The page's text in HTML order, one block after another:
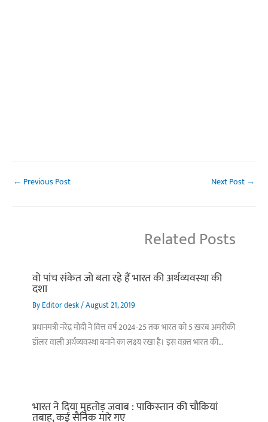
← Previous Post Next Post →
Related Posts
वो पांच संकेत जो बता रहे हैं भारत की अर्थव्यवस्था की
दशा
ByEditor desk/August 21, 2019
प्रधानमंत्री नरेंद्र मोदी ने वित्त वर्ष 2024-25 तक भारत को 5 ख़रब अमरीकी
डॉलर वाली अर्थव्यवस्था बनाने का लक्ष्य रखा है। इस वक़्त भारत की…
भारत ने दिया मुहतोड़ जवाब : पाकिस्‍तान की चौकियां
तबाह, कई सैनिक मारे गए